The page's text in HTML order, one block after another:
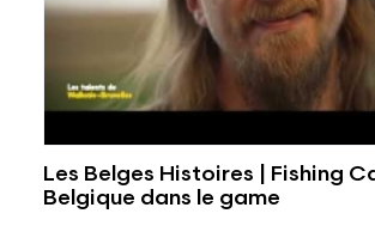
Les Belges Histoires | Fishing
Belgique dans le game